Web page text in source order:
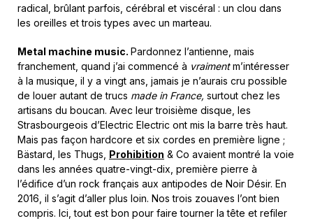
radical, brûlant parfois, cérébral et viscéral : un clou dans
les oreilles et trois types avec un marteau.
Metal machine music. Pardonnez l’antienne, mais
franchement, quand j’ai commencé à vraimentm’intéresser
à la musique, il y a vingt ans, jamais je n’aurais cru possible
de louer autant de trucs made in France, surtout chez les
artisans du boucan. Avec leur troisième disque, les
Strasbourgeois d’Electric Electric ont mis la barre très haut.
Mais pas façon hardcore et six cordes en première ligne ;
Bästard, les Thugs, Prohibition & Co avaient montré la voie
dans les années quatre-vingt-dix, première pierre à
l’édifice d’un rock français aux antipodes de Noir Désir. En
2016, il s’agit d’aller plus loin. Nos trois zouaves l’ont bien
compris. Ici, tout est bon pour faire tourner la tête et refiler